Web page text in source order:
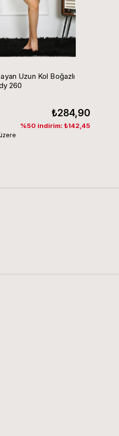
Uzun Kol Boğazlı
260
₺284,90
%50 indirim: ₺142,45